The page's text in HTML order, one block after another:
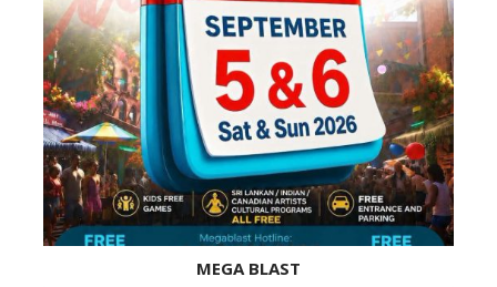
MEGA BLAST